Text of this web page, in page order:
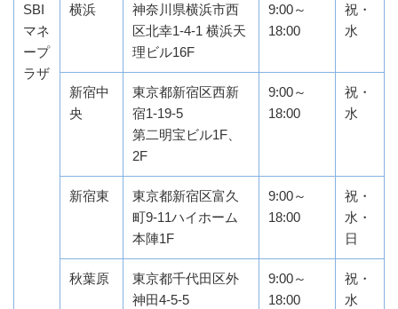
SBI
マネ
ープ
ラザ
横浜
神奈川県横浜市西
区北幸1-4-1 横浜天
理ビル16F
9:00～
18:00
祝・
水
新宿中
央
東京都新宿区西新
宿1-19-5
第二明宝ビル1F、
2F
9:00～
18:00
祝・
水
新宿東
東京都新宿区富久
町9-11ハイホーム
本陣1F
9:00～
18:00
祝・
水・
日
秋葉原
東京都千代田区外
神田4-5-5
9:00～
18:00
祝・
水